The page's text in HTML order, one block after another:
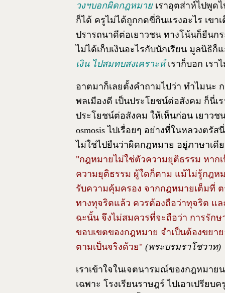
วงฯบอกผิดกฎหมาย เราอุตส่าห์ไปพูด
ก็ได้ ครูไม่ได้ถูกกดขี่กินแรงอะไร เขา
ปรารถนาดีต่อเยาวชน ทางโน้นก็ยืนก
ไม่ได้เก็บเงินอะไรกับนักเรียน มูลนิธิ
เงิน ไปสมทบสงเคราะห์เราก็บอก เรา
อาตมาก็เลยตั้งคำถามไปว่า ทำไมนะ
พลเมืองดี เป็นประโยชน์ต่อสังคม ก็นี่เ
ประโยชน์ต่อสังคม ให้เห็นก่อน เยาวช
osmosis ไปเรื่อยๆ อย่างที่ในหลวงตรั
ไม่ใช่ไปยืนว่าผิดกฎหมาย อยู่ภาษาเดี
"กฎหมายไม่ใช่ตัวความยุติธรรม หาก
ความยุติธรรม ผู้ใดก็ตาม แม้ไม่รู้กฎห
รับความคุ้มครอง จากกฎหมายเต็มที่
ทางทุจริตแล้ว ควรต้องถือว่าทุจริต แ
ฉะนั้น จึงไม่สมควรที่จะถือว่า การรัก
ขอบเขตของกฎหมาย จำเป็นต้องขยา
ตามเป็นจริงด้วย" (พระบรมราโชวาท)
เราเข้าใจในเจตนารมณ์ของกฎหมาย
เฉพาะ โรงเรียนราษฎร์ ไปเอาเปรียบ